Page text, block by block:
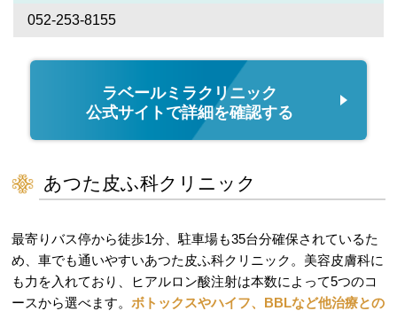
052-253-8155
ラベールミラクリニック
公式サイトで詳細を確認する
あつた皮ふ科クリニック
最寄りバス停から徒歩1分、駐車場も35台分確保されているた
め、車でも通いやすいあつた皮ふ科クリニック。美容皮膚科に
も力を入れており、ヒアルロン酸注射は本数によって5つのコ
ースから選べます。 ボトックスやハイフ、BBLなど他治療との